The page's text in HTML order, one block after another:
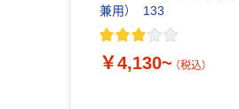
兼用） 133
￥4,130~ （税込）